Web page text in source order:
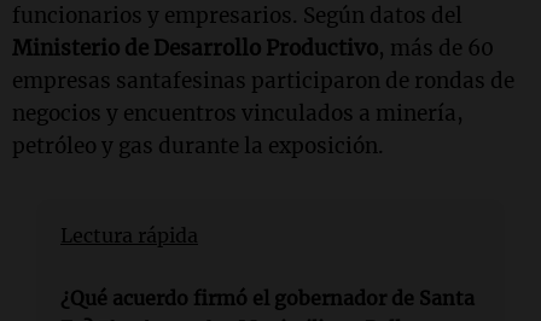
funcionarios y empresarios. Según datos del
Ministerio de Desarrollo Productivo, más de 60
empresas santafesinas participaron de rondas de
negocios y encuentros vinculados a minería,
petróleo y gas durante la exposición.
Lectura rápida
¿Qué acuerdo firmó el gobernador de Santa